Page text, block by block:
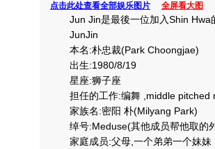
点击此处查看全部娱乐图片 全屏看大图
Jun Jin是最後一位加入Shin Hwa
JunJin
本名:朴忠裁(Park Choongjae)
出生:1980/8/19
星座:狮子座
担任的工作:编舞 ,middle pitched
家族名:密阳 朴(Milyang Park)
绰号:Meduse(其他成员帮他取的
家庭成员:父母,一个弟弟一个妹妹